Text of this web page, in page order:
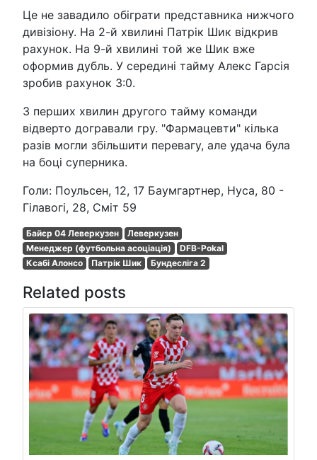
Це не завадило обіграти представника нижчого
дивізіону. На 2-й хвилині Патрік Шик відкрив
рахунок. На 9-й хвилині той же Шик вже
оформив дубль. У середині тайму Алекс Гарсія
зробив рахунок 3:0.
З перших хвилин другого тайму команди
відверто догравали гру. "Фармацевти" кілька
разів могли збільшити перевагу, але удача була
на боці суперника.
Голи: Поульсен, 12, 17 Баумгартнер, Нуса, 80 -
Гілавогі, 28, Сміт 59
Байєр 04 Леверкузен
Леверкузен
Менеджер (футбольна асоціація)
DFB-Pokal
Ксабі Алонсо
Патрік Шик Бундесліга 2
Related posts